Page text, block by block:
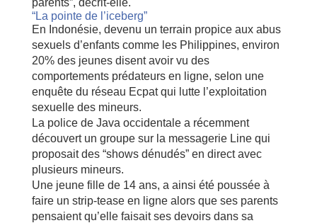
“La pointe de l’iceberg”
En Indonésie, devenu un terrain propice aux abus
sexuels d’enfants comme les Philippines, environ
20% des jeunes disent avoir vu des
comportements prédateurs en ligne, selon une
enquête du réseau Ecpat qui lutte l’exploitation
sexuelle des mineurs.
La police de Java occidentale a récemment
découvert un groupe sur la messagerie Line qui
proposait des “shows dénudés” en direct avec
plusieurs mineurs.
Une jeune fille de 14 ans, a ainsi été poussée à
faire un strip-tease en ligne alors que ses parents
pensaient qu’elle faisait ses devoirs dans sa